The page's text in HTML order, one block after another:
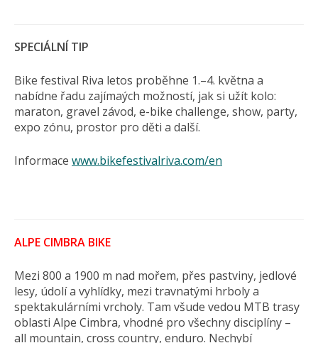
SPECIÁLNÍ TIP
Bike festival Riva letos proběhne 1.–4. května a
nabídne řadu zajímaých možností, jak si užít kolo:
maraton, gravel závod, e-bike challenge, show, party,
expo zónu, prostor pro děti a další.
Informace www.bikefestivalriva.com/en
ALPE CIMBRA BIKE
Mezi 800 a 1900 m nad mořem, přes pastviny, jedlové
lesy, údolí a vyhlídky, mezi travnatými hrboly a
spektakulárními vrcholy. Tam všude vedou MTB trasy
oblasti Alpe Cimbra, vhodné pro všechny disciplíny –
all mountain, cross country, enduro. Nechybí